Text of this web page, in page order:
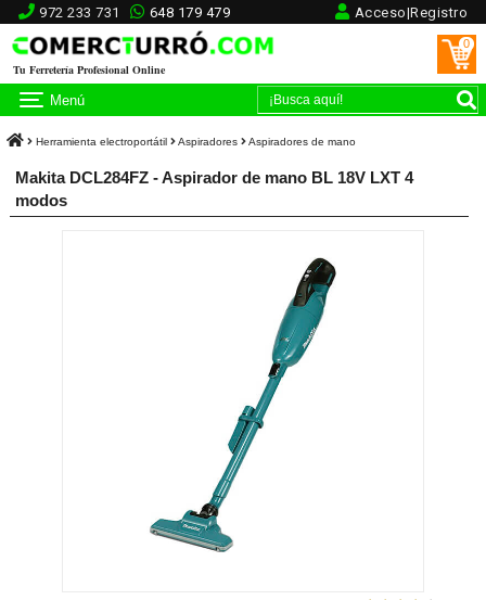
972 233 731 648 179 479 Acceso|Registro
Tu Ferretería Profesional Online
0
Menú
Herramienta electroportátil Aspiradores Aspiradores de mano
Makita DCL284FZ - Aspirador de mano BL 18V LXT 4
modos